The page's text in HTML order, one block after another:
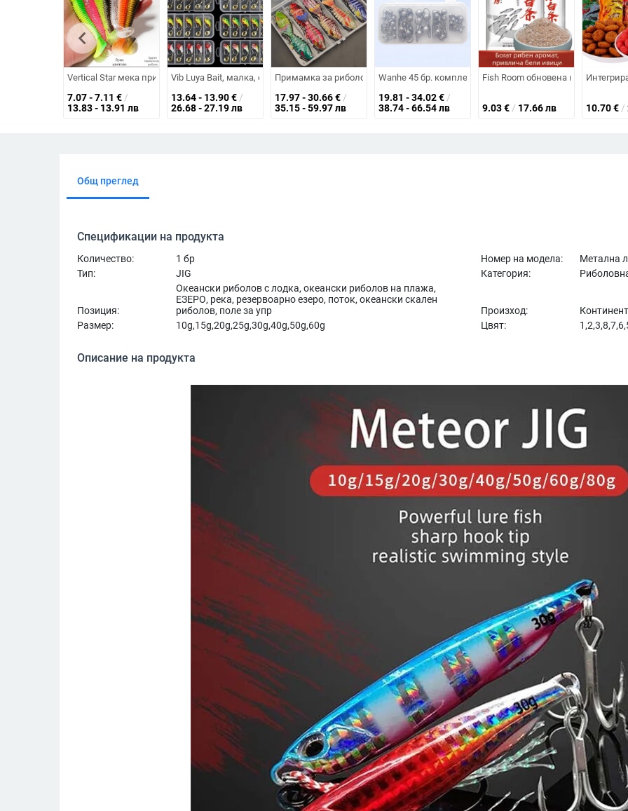
Vertical Star мека примамка за риболов с T-опашка, фалшива/бионична примамка
7.07 - 7.11 € /
13.83 - 13.91 лв
Vib Luya Bait, малка, единична кука с въртящи се пайети, метална, фалшива стръв за далечен обсег,
13.64 - 13.90€ /
26.68 - 27.19 лв
Примамка за риболов – мултисекционен комплект в кутия, потъваща твърда
17.97 - 30.66€ /
35.15 - 59.97 лв
Wanhe 45 бр. комплект куки с оловна глава – кутия за
19.81 - 34.02€ /
38.74 - 66.54 лв
Fish Room обновена версия:
9.03€ / 17.66 лв 10.70€ /
chevron_left
Общ преглед
Спецификации на продукта
Количество: 1 бр Номер на модела:
Метална
Тип:
JIG Категория:
Позиция:
Океански риболов с лодка, океански риболов на плажа,
ЕЗЕРО, река, резервоарно езеро, поток, океански скален
риболов, поле за упр
Произход:
Размер:
10g,15g,20g,25g,30g,40g,50g,60g Цвят:
Описание на продукта